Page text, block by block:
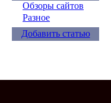
Обзоры сайтов
Разное
Добавить статью